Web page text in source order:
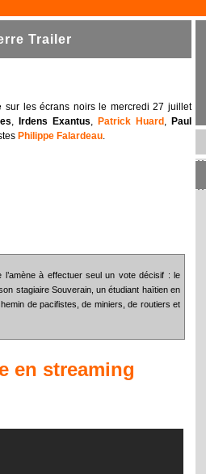
Trailer
sur les écrans noirs le mercredi 27 juillet
, Irdens Exantus, Patrick Huard , Paul
Philippe Falardeau.
à effectuer seul un vote décisif : le
stagiaire Souverain, un étudiant haïtien en
de pacifistes, de miniers, de routiers et
en streaming